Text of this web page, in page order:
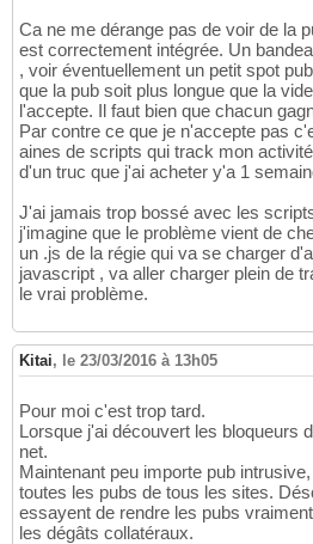
Ca ne me dérange pas de voir de la
est correctement intégrée. Un
, voir éventuellement un petit spot
que la pub soit plus longue que la
l'accepte. Il faut bien que chacun
Par contre ce que je n'accepte pas
aines de scripts qui track mon
d'un truc que j'ai acheter y'a 1
J'ai jamais trop bossé avec les
j'imagine que le problème vient de
un .js de la régie qui va se charger
javascript , va aller charger plein de
le vrai problème.
Kitai, le 23/03/2016 à 13h05
Pour moi c'est trop tard.
Lorsque j'ai découvert les bloqueurs
net.
Maintenant peu importe pub
toutes les pubs de tous les sites.
essayent de rendre les pubs
les dégâts collatéraux.